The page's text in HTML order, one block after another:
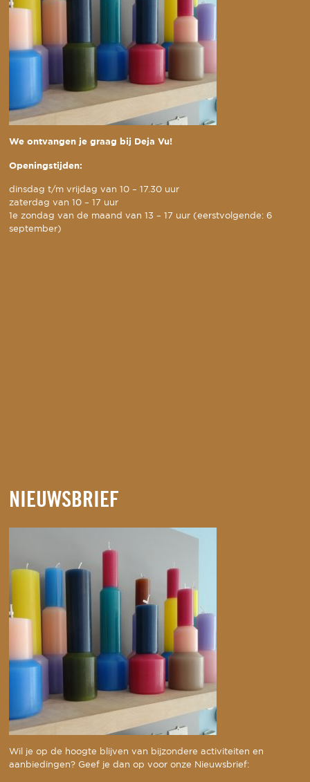
We ontvangen je graag bij Deja Vu!
Openingstijden:
dinsdag t/m vrijdag van 10 – 17.30 uur
zaterdag van 10 – 17 uur
1e zondag van de maand van 13 – 17 uur (eerstvolgende: 6
september)
NIEUWSBRIEF
Wil je op de hoogte blijven van bijzondere activiteiten en
aanbiedingen? Geef je dan op voor onze Nieuwsbrief: